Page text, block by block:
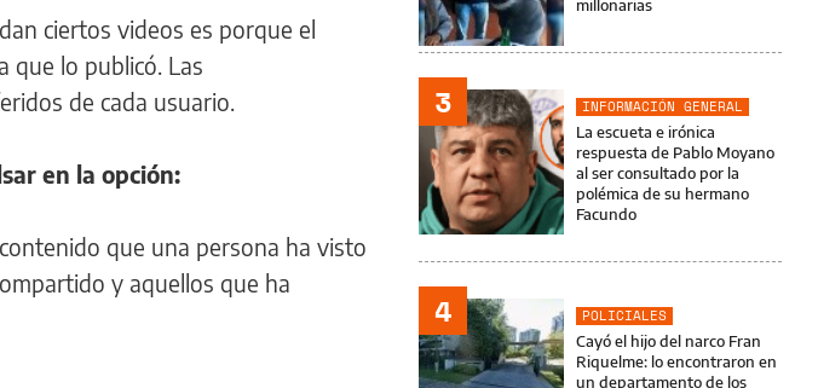
ciertos videos es porque el
que lo publicó. Las
de cada usuario.
en la opción:
que una persona ha visto
y aquellos que ha
millonarias
3
INFORMACIÓN GENERAL
La escueta e irónica
respuesta de Pablo Moyano
al ser consultado por la
polémica de su hermano
Facundo
4
POLICIALES
Cayó el hijo del narco Fran
Riquelme: lo encontraron en
un departamento de los